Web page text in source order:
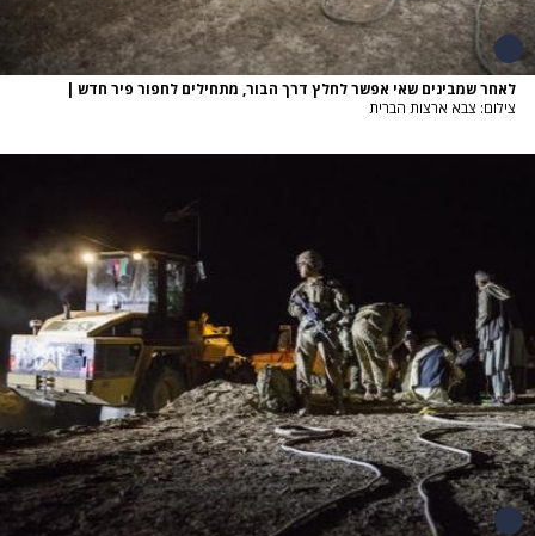
לאחר שמבינים שאי אפשר לחלץ דרך הבור, מתחילים לחפור פיר חדש |
צילום: צבא ארצות הברית